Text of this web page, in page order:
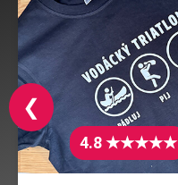
4.8 ★★★★★
❮